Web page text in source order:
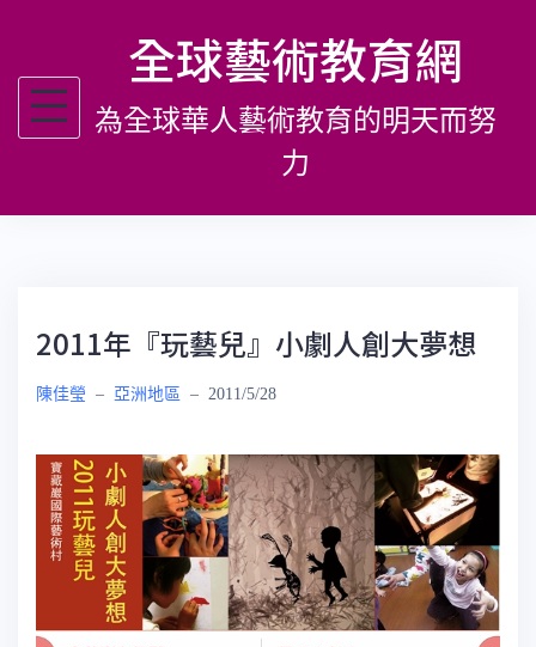
主
全球藝術教育網
為全球華人藝術教育的明天而努
力
2011年『玩藝兒』小劇人創大夢想
陳佳瑩 – 亞洲地區 – 2011/5/28